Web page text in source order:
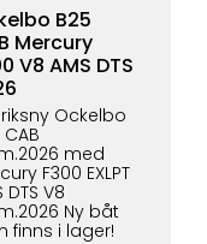
B25
Mercury
V8 AMS DTS
Ockelbo
med
F300 EXLPT
DTS V8
Ny båt
finns i lager!